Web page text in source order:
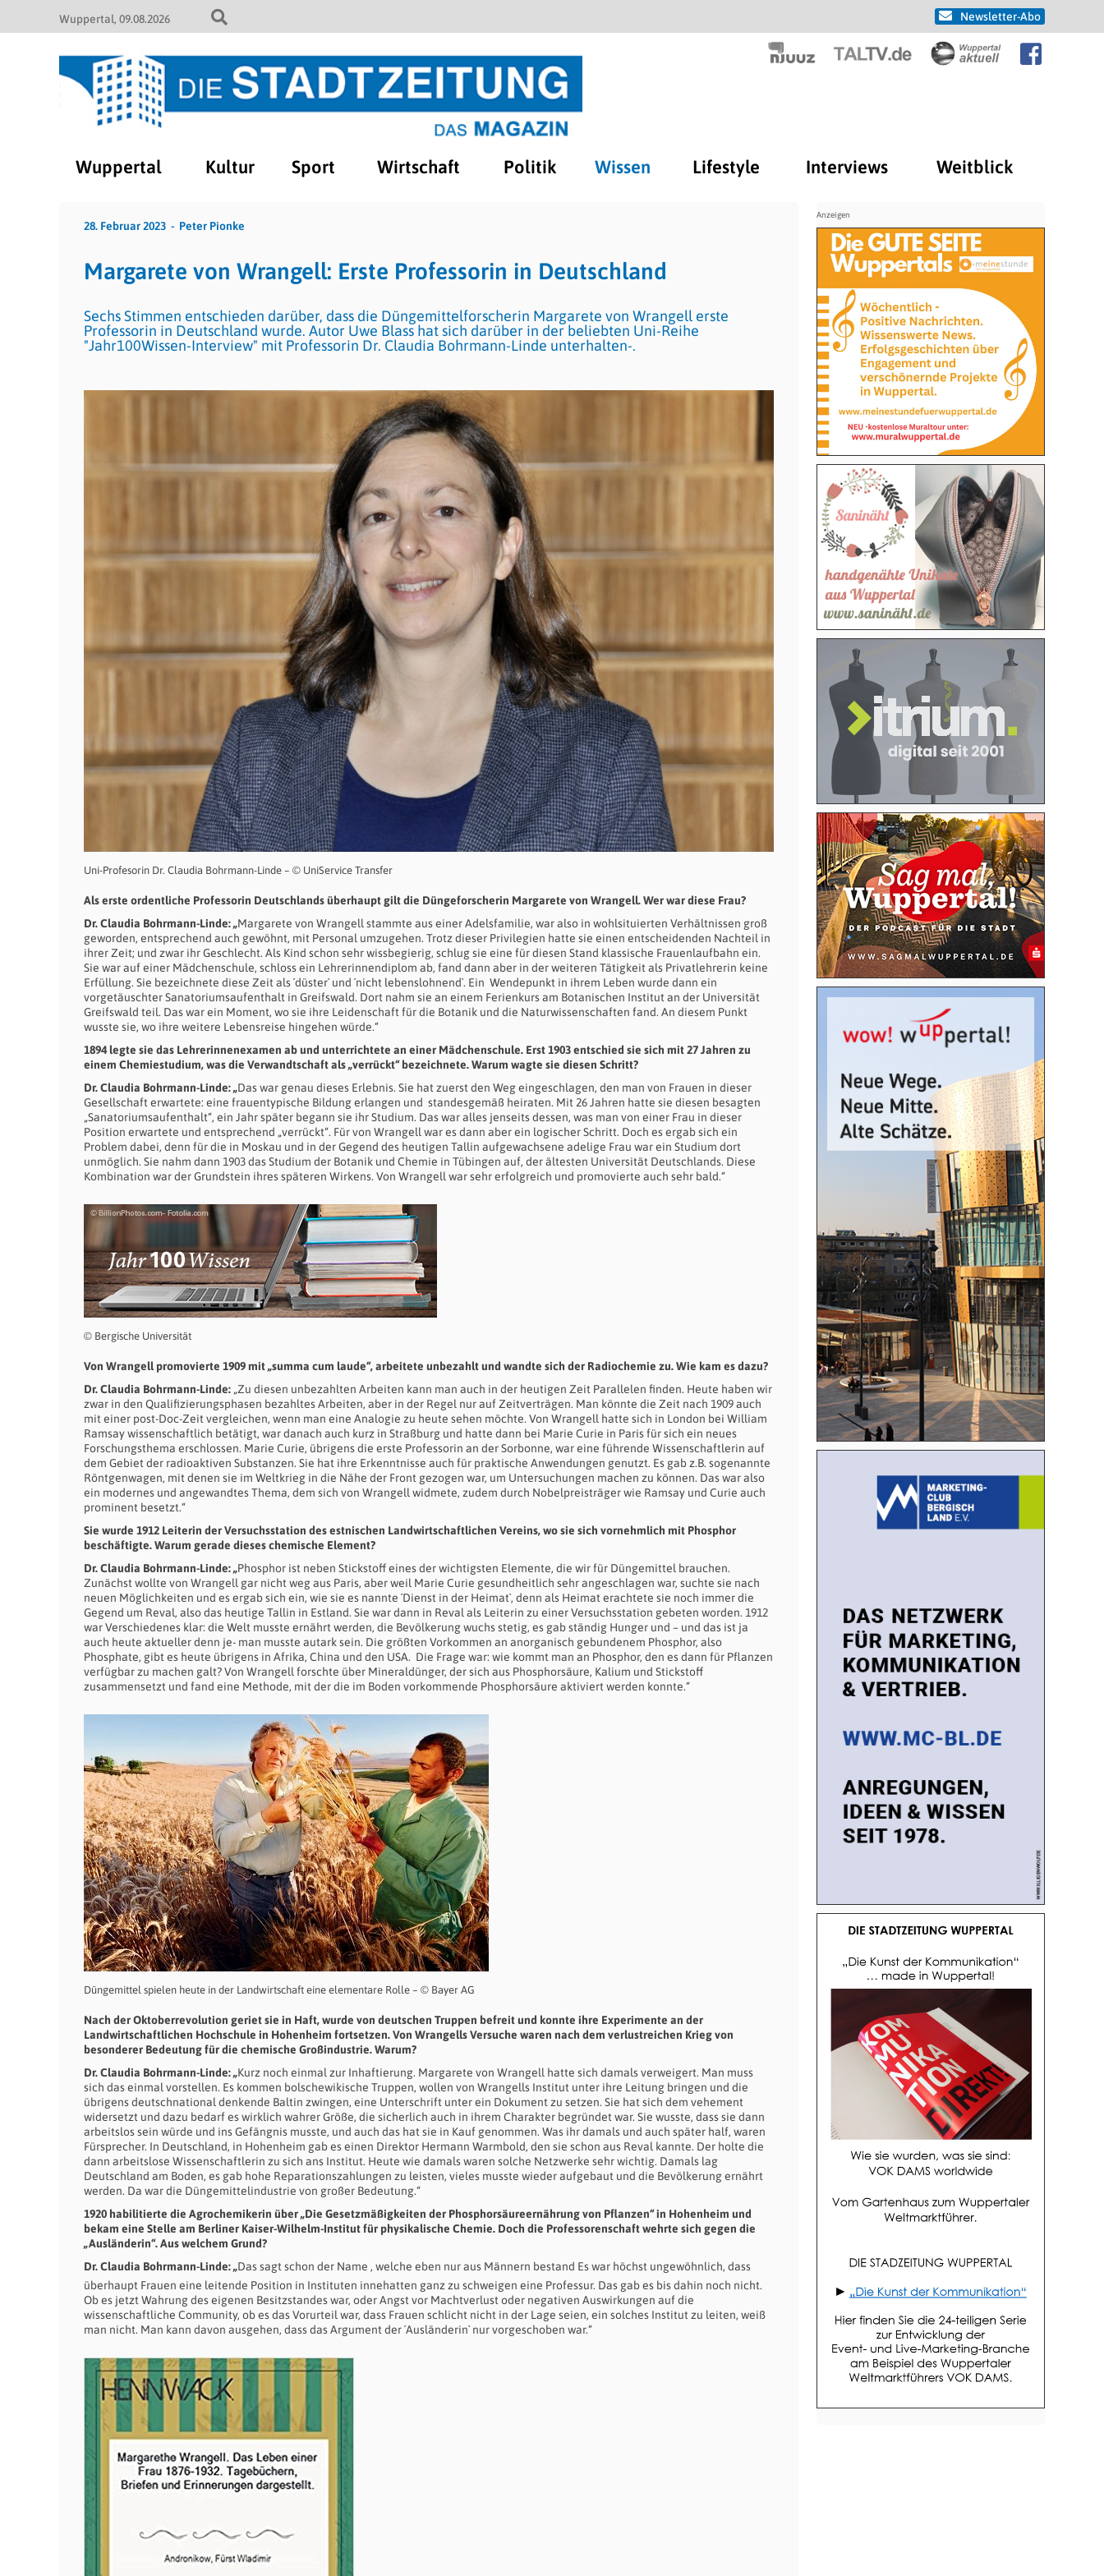
Wuppertal 09.08.2026 Newsletter-Abo
Wuppertal Kultur Sport Wirtschaft Politik Wissen Lifestyle Interviews Weitblick
28. Februar 2023 Peter Pionke
Margarete von Wrangell: Erste Professorin in Deutschland
Sechs Stimmen entschieden darüber, dass die Düngemittelforscherin Margarete von Wrangell erste
Professorin in Deutschland wurde. Autor Uwe Blass hat sich darüber in der beliebten Uni-Reihe
"Jahr100Wissen-Interview" mit Professorin Dr. Claudia Bohrmann-Linde unterhalten-.
Uni-Profesorin Dr. Claudia Bohrmann-Linde – © UniService Transfer
Als erste ordentliche Professorin Deutschlands überhaupt gilt die Düngeforscherin Margarete von Wrangell. Wer war diese Frau?
Dr. Claudia Bohrmann-Linde: „Margarete von Wrangell stammte aus einer Adelsfamilie, war also in wohlsituierten Verhältnissen groß
geworden, entsprechend auch gewöhnt, mit Personal umzugehen. Trotz dieser Privilegien hatte sie einen entscheidenden Nachteil in
ihrer Zeit; und zwar ihr Geschlecht. Als Kind schon sehr wissbegierig, schlug sie eine für diesen Stand klassische Frauenlaufbahn ein.
Sie war auf einer Mädchenschule, schloss ein Lehrerinnendiplom ab, fand dann aber in der weiteren Tätigkeit als Privatlehrerin keine
Erfüllung. Sie bezeichnete diese Zeit als ´düster` und ´nicht lebenslohnend`. Ein Wendepunkt in ihrem Leben wurde dann ein
vorgetäuschter Sanatoriumsaufenthalt in Greifswald. Dort nahm sie an einem Ferienkurs am Botanischen Institut an der Universität
Greifswald teil. Das war ein Moment, wo sie ihre Leidenschaft für die Botanik und die Naturwissenschaften fand. An diesem Punkt
wusste sie, wo ihre weitere Lebensreise hingehen würde.“
1894 legte sie das Lehrerinnenexamen ab und unterrichtete an einer Mädchenschule. Erst 1903 entschied sie sich mit 27 Jahren zu
einem Chemiestudium, was die Verwandtschaft als „verrückt“ bezeichnete. Warum wagte sie diesen Schritt?
Dr. Claudia Bohrmann-Linde: „Das war genau dieses Erlebnis. Sie hat zuerst den Weg eingeschlagen, den man von Frauen in dieser
Gesellschaft erwartete: eine frauentypische Bildung erlangen und standesgemäß heiraten. Mit 26 Jahren hatte sie diesen besagten
„Sanatoriumsaufenthalt“, ein Jahr später begann sie ihr Studium. Das war alles jenseits dessen, was man von einer Frau in dieser
Position erwartete und entsprechend „verrückt“. Für von Wrangell war es dann aber ein logischer Schritt. Doch es ergab sich ein
Problem dabei, denn für die in Moskau und in der Gegend des heutigen Tallin aufgewachsene adelige Frau war ein Studium dort
unmöglich. Sie nahm dann 1903 das Studium der Botanik und Chemie in Tübingen auf, der ältesten Universität Deutschlands. Diese
Kombination war der Grundstein ihres späteren Wirkens. Von Wrangell war sehr erfolgreich und promovierte auch sehr bald.“
© Bergische Universität
Von Wrangell promovierte 1909 mit „summa cum laude“, arbeitete unbezahlt und wandte sich der Radiochemie zu. Wie kam es dazu?
Dr. Claudia Bohrmann-Linde: „Zu diesen unbezahlten Arbeiten kann man auch in der heutigen Zeit Parallelen finden. Heute haben wir
zwar in den Qualifizierungsphasen bezahltes Arbeiten, aber in der Regel nur auf Zeitverträgen. Man könnte die Zeit nach 1909 auch
mit einer post-Doc-Zeit vergleichen, wenn man eine Analogie zu heute sehen möchte. Von Wrangell hatte sich in London bei William
Ramsay wissenschaftlich betätigt, war danach auch kurz in Straßburg und hatte dann bei Marie Curie in Paris für sich ein neues
Forschungsthema erschlossen. Marie Curie, übrigens die erste Professorin an der Sorbonne, war eine führende Wissenschaftlerin auf
dem Gebiet der radioaktiven Substanzen. Sie hat ihre Erkenntnisse auch für praktische Anwendungen genutzt. Es gab z.B. sogenannte
Röntgenwagen, mit denen sie im Weltkrieg in die Nähe der Front gezogen war, um Untersuchungen machen zu können. Das war also
ein modernes und angewandtes Thema, dem sich von Wrangell widmete, zudem durch Nobelpreisträger wie Ramsay und Curie auch
prominent besetzt.“
Sie wurde 1912 Leiterin der Versuchsstation des estnischen Landwirtschaftlichen Vereins, wo sie sich vornehmlich mit Phosphor
beschäftigte. Warum gerade dieses chemische Element?
Dr. Claudia Bohrmann-Linde: „Phosphor ist neben Stickstoff eines der wichtigsten Elemente, die wir für Düngemittel brauchen.
Zunächst wollte von Wrangell gar nicht weg aus Paris, aber weil Marie Curie gesundheitlich sehr angeschlagen war, suchte sie nach
neuen Möglichkeiten und es ergab sich ein, wie sie es nannte ´Dienst in der Heimat`, denn als Heimat erachtete sie noch immer die
Gegend um Reval, also das heutige Tallin in Estland. Sie war dann in Reval als Leiterin zu einer Versuchsstation gebeten worden. 1912
war Verschiedenes klar: die Welt musste ernährt werden, die Bevölkerung wuchs stetig, es gab ständig Hunger und – und das ist ja
auch heute aktueller denn je- man musste autark sein. Die größten Vorkommen an anorganisch gebundenem Phosphor, also
Phosphate, gibt es heute übrigens in Afrika, China und den USA. Die Frage war: wie kommt man an Phosphor, den es dann für Pflanzen
verfügbar zu machen galt? Von Wrangell forschte über Mineraldünger, der sich aus Phosphorsäure, Kalium und Stickstoff
zusammensetzt und fand eine Methode, mit der die im Boden vorkommende Phosphorsäure aktiviert werden konnte.“
Düngemittel spielen heute in der Landwirtschaft eine elementare Rolle – © Bayer AG
Nach der Oktoberrevolution geriet sie in Haft, wurde von deutschen Truppen befreit und konnte ihre Experimente an der
Landwirtschaftlichen Hochschule in Hohenheim fortsetzen. Von Wrangells Versuche waren nach dem verlustreichen Krieg von
besonderer Bedeutung für die chemische Großindustrie. Warum?
Dr. Claudia Bohrmann-Linde: „Kurz noch einmal zur Inhaftierung. Margarete von Wrangell hatte sich damals verweigert. Man muss
sich das einmal vorstellen. Es kommen bolschewikische Truppen, wollen von Wrangells Institut unter ihre Leitung bringen und die
übrigens deutschnational denkende Baltin zwingen, eine Unterschrift unter ein Dokument zu setzen. Sie hat sich dem vehement
widersetzt und dazu bedarf es wirklich wahrer Größe, die sicherlich auch in ihrem Charakter begründet war. Sie wusste, dass sie dann
arbeitslos sein würde und ins Gefängnis musste, und auch das hat sie in Kauf genommen. Was ihr damals und auch später half, waren
Fürsprecher. In Deutschland, in Hohenheim gab es einen Direktor Hermann Warmbold, den sie schon aus Reval kannte. Der holte die
dann arbeitslose Wissenschaftlerin zu sich ans Institut. Heute wie damals waren solche Netzwerke sehr wichtig. Damals lag
Deutschland am Boden, es gab hohe Reparationszahlungen zu leisten, vieles musste wieder aufgebaut und die Bevölkerung ernährt
werden. Da war die Düngemittelindustrie von großer Bedeutung.“
1920 habilitierte die Agrochemikerin über „Die Gesetzmäßigkeiten der Phosphorsäureernährung von Pflanzen“ in Hohenheim und
bekam eine Stelle am Berliner Kaiser-Wilhelm-Institut für physikalische Chemie. Doch die Professorenschaft wehrte sich gegen die
„Ausländerin“. Aus welchem Grund?
Dr. Claudia Bohrmann-Linde: „Das sagt schon der Name , welche eben nur aus Männern bestand Es war höchst ungewöhnlich, dass
überhaupt Frauen eine leitende Position in Instituten innehatten ganz zu schweigen eine Professur. Das gab es bis dahin noch nicht.
Ob es jetzt Wahrung des eigenen Besitzstandes war, oder Angst vor Machtverlust oder negativen Auswirkungen auf die
wissenschaftliche Community, ob es das Vorurteil war, dass Frauen schlicht nicht in der Lage seien, ein solches Institut zu leiten, weiß
man nicht. Man kann davon ausgehen, dass das Argument der ´Ausländerin` nur vorgeschoben war.“